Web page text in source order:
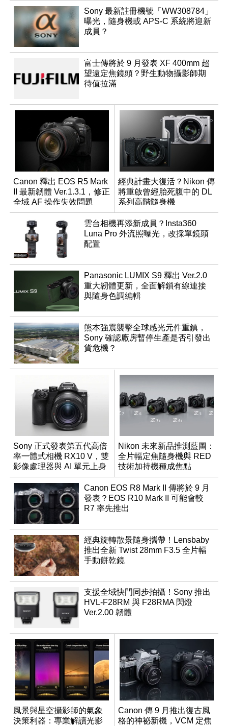
Sony 最新註冊機號「WW308784」
曝光，隨身機或 APS-C 系統將迎新
成員？
富士傳將於 9 月發表 XF 400mm 超
望遠定焦鏡頭？野生動物攝影師期
待值拉滿
Canon 釋出 EOS R5 Mark
II 最新韌體 Ver.1.3.1，修正
全域 AF 操作失效問題
經典計畫大復活？Nikon 傳
將重啟曾經胎死腹中的 DL
系列高階隨身機
雲台相機再添新成員？Insta360
Luna Pro 外流照曝光，改採單鏡頭
配置
Panasonic LUMIX S9 釋出 Ver.2.0
重大韌體更新，全面解鎖有線連接
與隨身色調編輯
熊本強震襲擊全球感光元件重鎮，
Sony 確認廠房暫停生產是否引發出
貨危機？
Sony 正式發表第五代高倍
率一體式相機 RX10 V，雙
影像處理器與 AI 單元上身
Nikon 未來新品推測藍圖：
全片幅定焦隨身機與 RED
技術加持機種成焦點
Canon EOS R8 Mark II 傳將於 9 月
發表？EOS R10 Mark II 可能會較
R7 率先推出
經典旋轉散景隨身攜帶！Lensbaby
推出全新 Twist 28mm F3.5 全片幅
手動餅乾鏡
支援全域快門同步拍攝！Sony 推出
HVL-F28RM 與 F28RMA 閃燈
Ver.2.00 韌體
風景與星空攝影師的氣象
決策利器：專業解讀光影
Canon 傳 9 月推出復古風
格的神祕新機，VCM 定焦